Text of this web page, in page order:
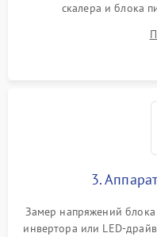
скалера и блока
конденсаторов,
контактов и
3.
Замер напряжений
инвертора или LED-